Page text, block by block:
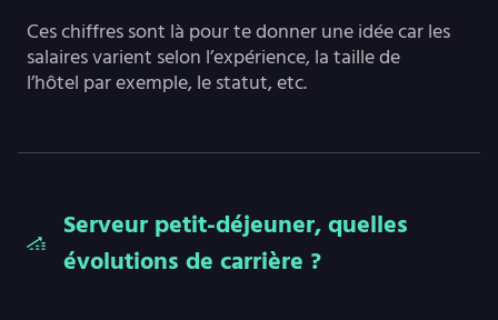
Ces chiffres sont là pour te donner une idée car les
salaires varient selon l’expérience, la taille de
l’hôtel par exemple, le statut, etc.
Serveur petit-déjeuner, quelles
évolutions de carrière ?